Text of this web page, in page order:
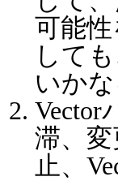
可能
して
いか
Vector
滞、
止、